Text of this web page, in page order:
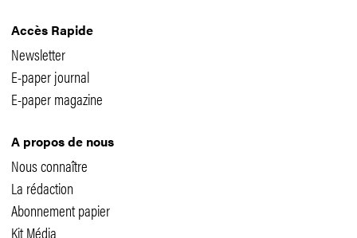
Accès Rapide
Newsletter
E-paper journal
E-paper magazine
A propos de nous
Nous connaître
La rédaction
Abonnement papier
Kit Média